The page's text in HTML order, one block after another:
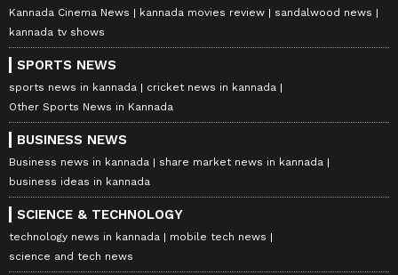
Kannada Cinema News kannada movies review
sandalwood news
kannada tv shows
SPORTS NEWS
sports news in kannada
cricket news in kannada
Other Sports News in Kannada
BUSINESS NEWS
Business news in kannada
share market news in kannada
business ideas in kannada
SCIENCE & TECHNOLOGY
technology news in kannada
mobile tech news
science and tech news